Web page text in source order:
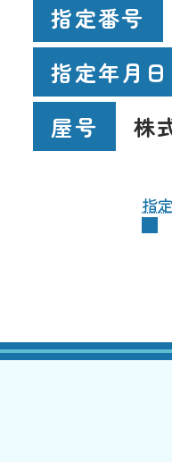
指定番号
指定年月日
屋号
株
指